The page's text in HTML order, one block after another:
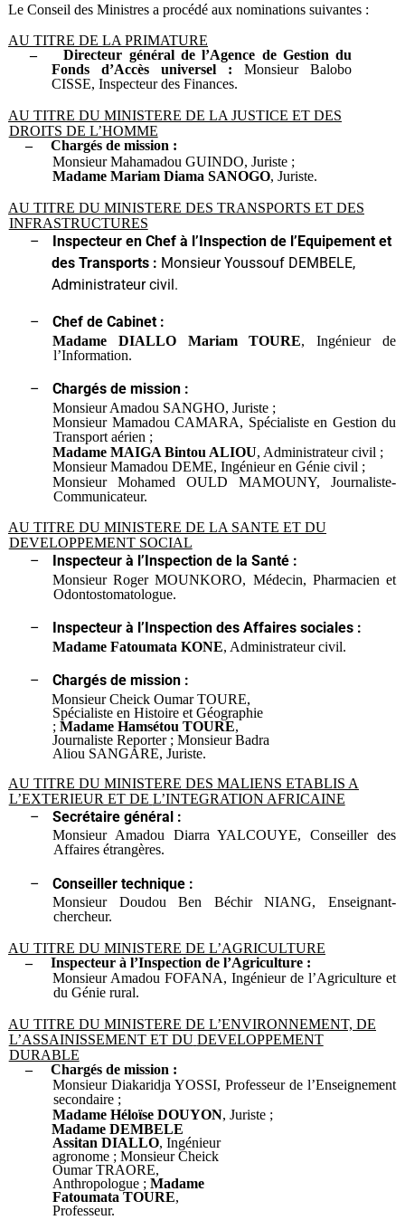
Le Conseil des Ministres a procédé aux nominations suivantes :
AU TITRE DE LA PRIMATURE
–
Directeur général de l’Agence de Gestion du
Fonds d’Accès universel : Monsieur Balobo
CISSE, Inspecteur des Finances.
AU TITRE DU MINISTERE DE LA JUSTICE ET DES
DROITS DE L’HOMME
–
Chargés de mission :
Monsieur Mahamadou GUINDO, Juriste ;
Madame Mariam Diama SANOGO, Juriste.
AU TITRE DU MINISTERE DES TRANSPORTS ET DES
INFRASTRUCTURES
–
Inspecteur en Chef à l’Inspection de l’Equipement et
des Transports : Monsieur Youssouf DEMBELE,
Administrateur civil.
– Chef de Cabinet :
Madame DIALLO Mariam TOURE, Ingénieur de
l’Information.
– Chargés de mission :
Monsieur Amadou SANGHO, Juriste ;
Monsieur Mamadou CAMARA, Spécialiste en Gestion du
Transport aérien ;
Madame MAIGA Bintou ALIOU, Administrateur civil ;
Monsieur Mamadou DEME, Ingénieur en Génie civil ;
Monsieur Mohamed OULD MAMOUNY, Journaliste-
Communicateur.
AU TITRE DU MINISTERE DE LA SANTE ET DU
DEVELOPPEMENT SOCIAL
– Inspecteur à l’Inspection de la Santé :
Monsieur Roger MOUNKORO, Médecin, Pharmacien et
Odontostomatologue.
– Inspecteur à l’Inspection des Affaires sociales :
Madame Fatoumata KONE, Administrateur civil.
– Chargés de mission :
Monsieur Cheick Oumar TOURE,
Spécialiste en Histoire et Géographie
; Madame Hamsétou TOURE,
Journaliste Reporter ; Monsieur Badra
Aliou SANGARE, Juriste.
AU TITRE DU MINISTERE DES MALIENS ETABLIS A
L’EXTERIEUR ET DE L’INTEGRATION AFRICAINE
– Secrétaire général :
Monsieur Amadou Diarra YALCOUYE, Conseiller des
Affaires étrangères.
– Conseiller technique :
Monsieur Doudou Ben Béchir NIANG, Enseignant-
chercheur.
AU TITRE DU MINISTERE DE L’AGRICULTURE
–
Inspecteur à l’Inspection de l’Agriculture :
Monsieur Amadou FOFANA, Ingénieur de l’Agriculture et
du Génie rural.
AU TITRE DU MINISTERE DE L’ENVIRONNEMENT, DE
L’ASSAINISSEMENT ET DU DEVELOPPEMENT
DURABLE
–
Chargés de mission :
Monsieur Diakaridja YOSSI, Professeur de l’Enseignement
secondaire ;
Madame Héloïse DOUYON, Juriste ;
Madame DEMBELE
Assitan DIALLO, Ingénieur
agronome ; Monsieur Cheick
Oumar TRAORE,
Anthropologue ; Madame
Fatoumata TOURE,
Professeur.